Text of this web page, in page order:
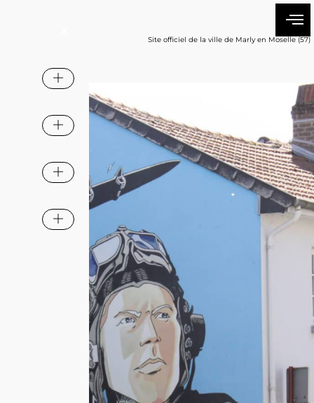
Site officiel de la ville de Marly en Moselle (57)